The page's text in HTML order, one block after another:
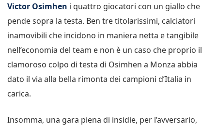
Victor Osimhen i quattro giocatori con un giallo che
pende sopra la testa. Ben tre titolarissimi, calciatori
inamovibili che incidono in maniera netta e tangibile
nell’economia del team e non è un caso che proprio il
clamoroso colpo di testa di Osimhen a Monza abbia
dato il via alla bella rimonta dei campioni d’Italia in
carica.
Insomma, una gara piena di insidie, per l’avversario,